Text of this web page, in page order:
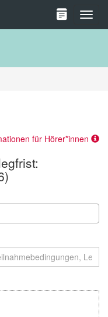
für Hörer*innen